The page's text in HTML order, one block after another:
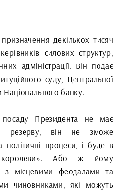
декількох тисяч
силових структур,
адміністрації. Він подає
суду, Центральної
Національного банку.
Президента не має
резерву, він не зможе
політичні процеси, і буде в
королеви». Або ж йому
з місцевими феодалами та
чиновниками, які можуть